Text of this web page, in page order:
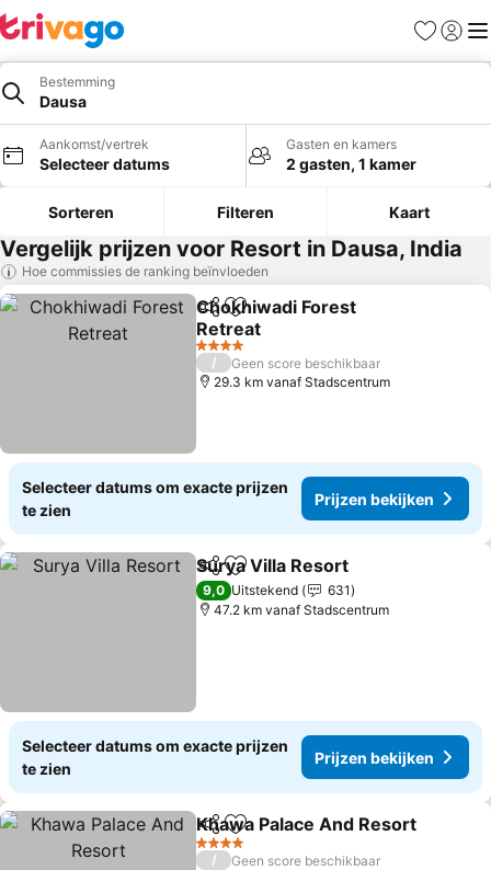
Favorieten
Bestemming
Dausa
Aankomst/vertrek
Selecteer datums
Gasten en kamers
2 gasten, 1 kamer
Sorteren Filteren Kaart
Vergelijk prijzen voor Resort in Dausa, India
Hoe commissies de ranking beïnvloeden
DelenToevoegen aan favorieten
Chokhiwadi Forest
Retreat
Prijzen bekijken
4 Sterren
/
Geen score beschikbaar
29.3 km vanaf Stadscentrum
Selecteer datums om exacte prijzen
te zien
Prijzen bekijken
DelenToevoegen aan favorieten
Surya Villa Resort
9,0 Uitstekend
631
47.2 km vanaf Stadscentrum
Selecteer datums om exacte prijzen
te zien
Prijzen bekijken
DelenToevoegen aan favorieten
Khawa Palace And Resort
4 Sterren
/
Geen score beschikbaar